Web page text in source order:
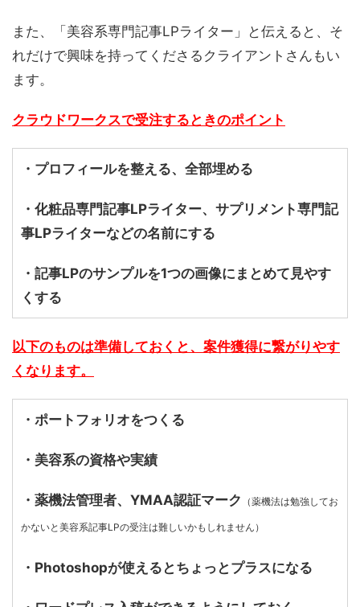
また、「美容系専門記事LPライター」と伝えると、そ
れだけで興味を持ってくださるクライアントさんもい
ます。
クラウドワークスで受注するときのポイント
・プロフィールを整える、全部埋める
・化粧品専門記事LPライター、サプリメント専門記
事LPライターなどの名前にする
・記事LPのサンプルを1つの画像にまとめて見やす
くする
以下のものは準備しておくと、案件獲得に繋がりやす
くなります。
・ポートフォリオをつくる
・美容系の資格や実績
・薬機法管理者、YMAA認証マーク （薬機法は勉強してお
かないと美容系記事LPの受注は難しいかもしれません）
・Photoshopが使えるとちょっとプラスになる